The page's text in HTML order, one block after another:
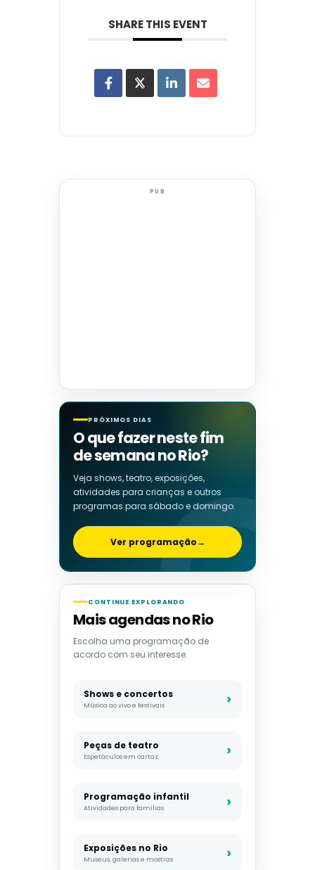
SHARE THIS EVENT
PUB
PRÓXIMOS DIAS
O que fazer neste fim
de semana no Rio?
Veja shows, teatro, exposições,
atividades para crianças e outros
programas para sábado e domingo.
Ver programação→
CONTINUE EXPLORANDO
Mais agendas no Rio
Escolha uma programação de
acordo com seu interesse.
Shows e concertos
Música ao vivo e festivais
Peças de teatro
Espetáculos em cartaz
Programação infantil
Atividades para famílias
Exposições no Rio
Museus, galerias e mostras